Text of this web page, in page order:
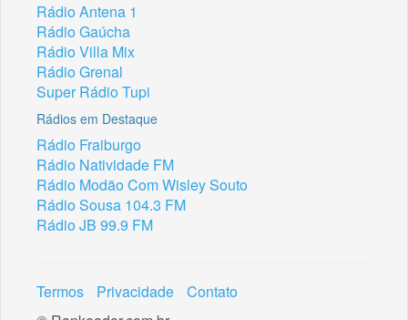
Rádio Antena 1
Rádio Gaúcha
Rádio Villa Mix
Rádio Grenal
Super Rádio Tupi
Rádios em Destaque
Rádio Fraiburgo
Rádio Natividade FM
Rádio Modão Com Wisley Souto
Rádio Sousa 104.3 FM
Rádio JB 99.9 FM
Termos Privacidade
Contato